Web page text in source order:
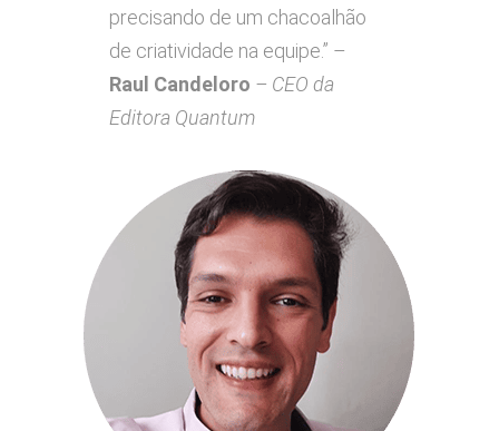
precisando de um chacoalhão
de criatividade na equipe.” –
Raul Candeloro – CEO da
Editora Quantum